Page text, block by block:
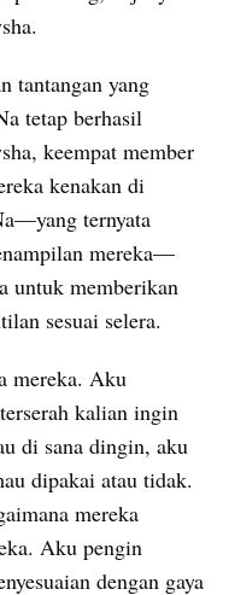
tantangan yang
tetap berhasil
keempat member
kenakan di
ternyata
mereka—
untuk memberikan
sesuai selera.
mereka. Aku
kalian ingin
di sana dingin, aku
dipakai atau tidak.
mereka
Aku pengin
dengan gaya